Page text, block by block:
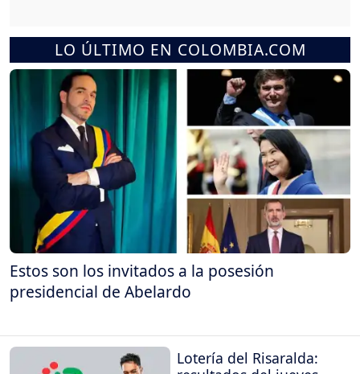
LO ÚLTIMO EN COLOMBIA.COM
Estos son los invitados a la posesión
presidencial de Abelardo
Lotería del Risaralda: